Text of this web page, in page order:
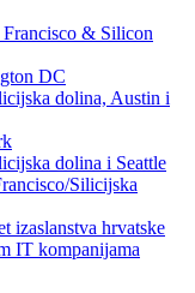
& Silicon
DC
dolina, Austin i
dolina i Seattle
Silicijska
izaslanstva hrvatske
IT kompanijama